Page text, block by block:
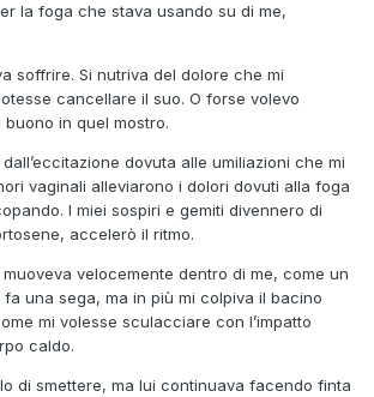
la foga che stava usando su di me,
soffrire. Si nutriva del dolore che mi
cancellare il suo. O forse volevo
in quel mostro.
dovuta alle umiliazioni che mi
vaginali alleviarono i dolori dovuti alla foga
I miei sospiri e gemiti divennero di
accelerò il ritmo.
velocemente dentro di me, come un
una sega, ma in più mi colpiva il bacino
mi volesse sculacciare con l’impatto
caldo.
di smettere, ma lui continuava facendo finta